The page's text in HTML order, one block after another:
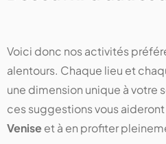
Voici donc nos activités
alentours. Chaque lieu et
une dimension unique à votre
ces suggestions vous
Veniseet à en profiter